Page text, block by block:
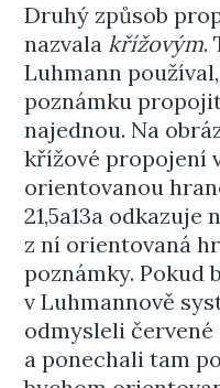
Druhý způsob
nazvalakřížovým.
Luhmann
poznámku
najednou. Na
křížové propojení
orientovanou
21,5a13a odkazuje
z ní orientovaná
poznámky. Pokud
v Luhmannově
odmysleli
a ponechali tam